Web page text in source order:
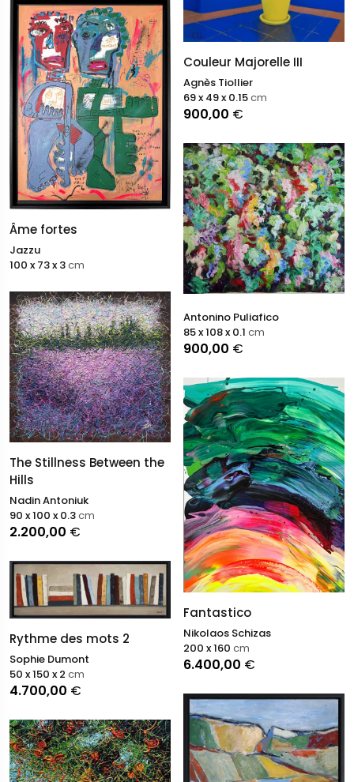
Âme fortes
Jazzu
100 x 73 x 3cm
The Stillness Between the
Hills
Nadin Antoniuk
2.200,00 €
90 x 100 x 0.3cm
Rythme des mots 2
Sophie Dumont
4.700,00 €
50 x 150 x 2 cm
Couleur Majorelle III
Agnès Tiollier
900,00 €
69 x 49 x 0.15cm
Antonino Puliafico
900,00 €
85 x 108 x 0.1 cm
Fantastico
Nikolaos Schizas
6.400,00 €
200 x 160 cm